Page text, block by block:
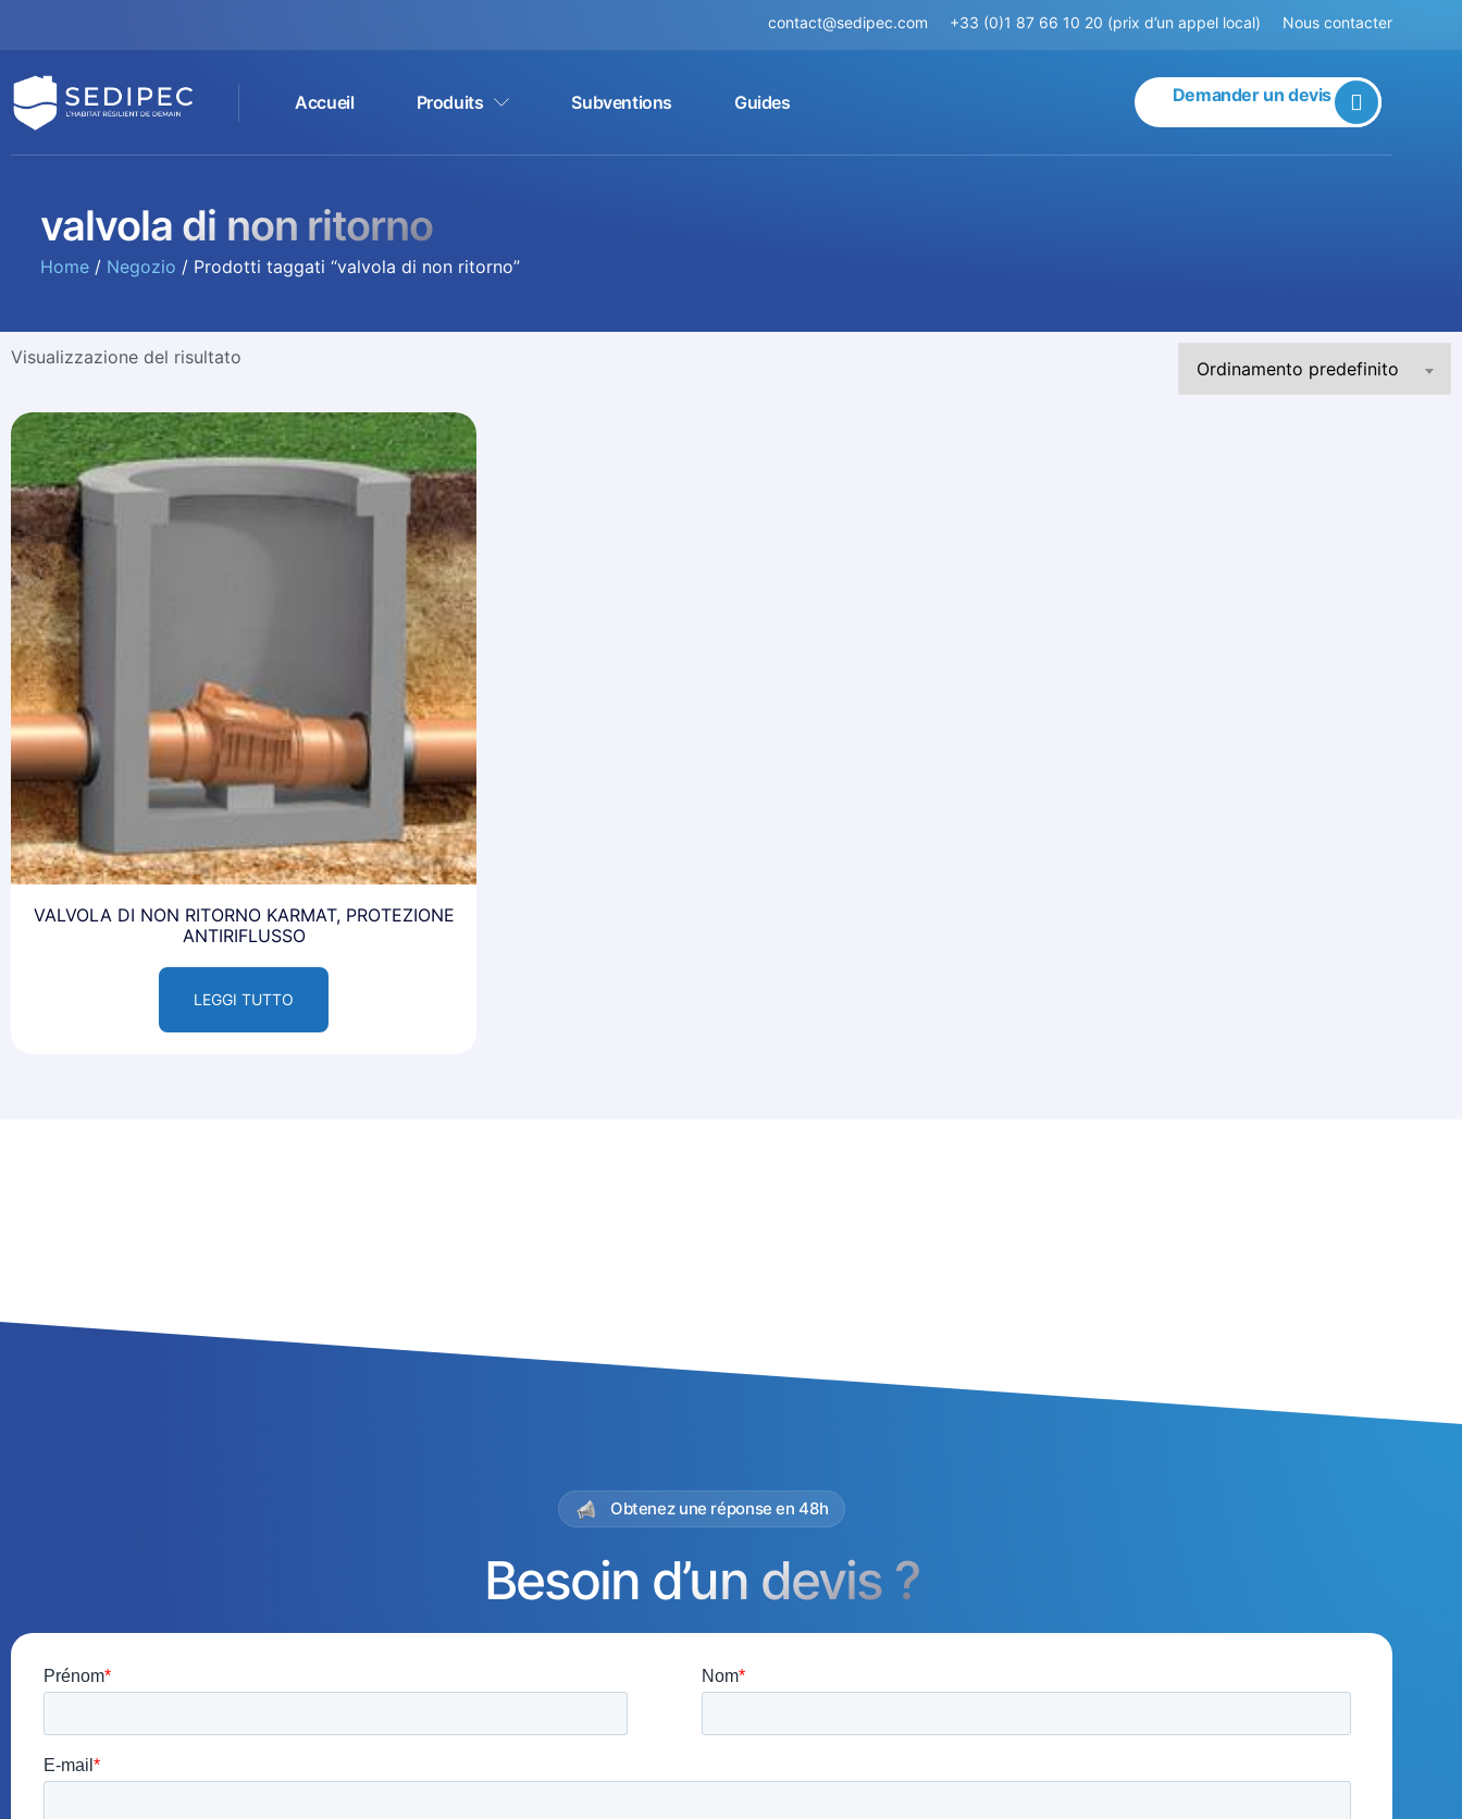
contact@sedipec.com +33 (0)1 87 66 10 20 (prix d’un appel local) Nous contacter
Accueil Produits Subventions Guides Demander un devis
valvola di non ritorno
Home / Negozio / Prodotti taggati “valvola di non ritorno”
Visualizzazione del risultato
VALVOLA DI NON RITORNO KARMAT, PROTEZIONE
ANTIRIFLUSSO
LEGGI TUTTO
Obtenez une réponse en 48h
Besoin d’un devis ?